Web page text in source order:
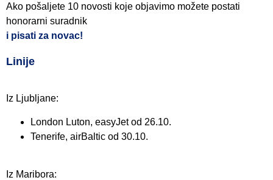
Ako pošaljete 10 novosti koje objavimo možete postati
honorarni suradnik
i pisati za novac!
Linije
Iz Ljubljane:
London Luton, easyJet od 26.10.
Tenerife, airBaltic od 30.10.
Iz Maribora: